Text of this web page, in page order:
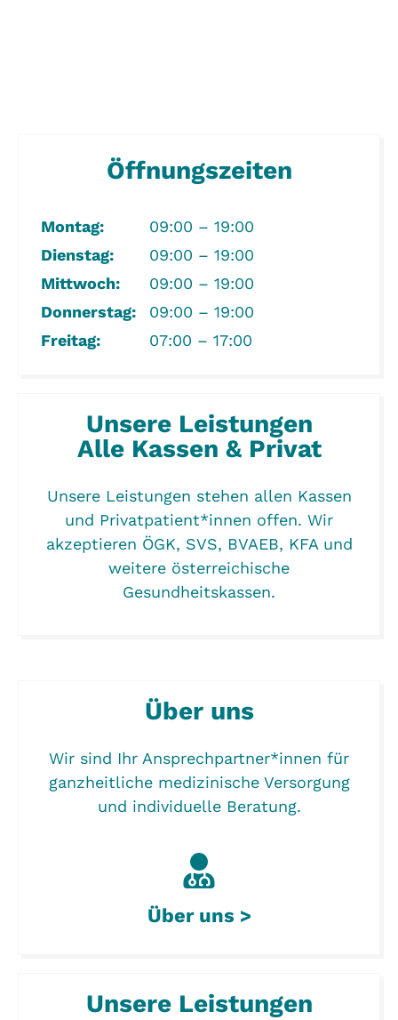
Öffnungszeiten
Montag:
09:00 – 19:00
Dienstag:
09:00 – 19:00
Mittwoch:
09:00 – 19:00
Donnerstag:
09:00 – 19:00
Freitag:
07:00 – 17:00
Unsere Leistungen
Alle Kassen & Privat
Unsere Leistungen stehen allen Kassen
und Privatpatient*innen offen. Wir
akzeptieren ÖGK, SVS, BVAEB, KFA und
weitere österreichische
Gesundheitskassen.
Über uns
Wir sind Ihr Ansprechpartner*innen für
ganzheitliche medizinische Versorgung
und individuelle Beratung.
Über uns >
Unsere Leistungen